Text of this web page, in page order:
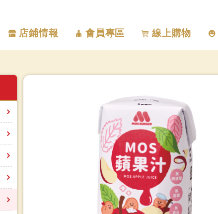
店鋪情報 會員專區 線上購物